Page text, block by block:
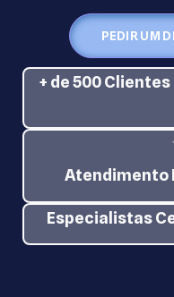
PEDIR UM
+ de 500
Atendimento
Especialistas